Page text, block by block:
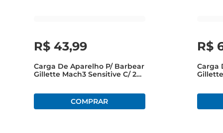
R$ 43,99
Carga De Aparelho P/ Barbear
Gillette Mach3 Sensitive C/ 2
R$
Carga